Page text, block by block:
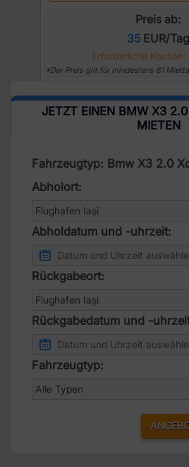
Preis ab:
35EUR/Tag
Erforderliche Kaution:
*Der Preis gilt für mindestens 61
JETZT EINEN BMW X3 2.0
MIETEN
Fahrzeugtyp: Bmw X3 2.0
Abholort:
Abholdatum und -uhrzeit:
Rückgabeort:
Rückgabedatum und -
Fahrzeugtyp: